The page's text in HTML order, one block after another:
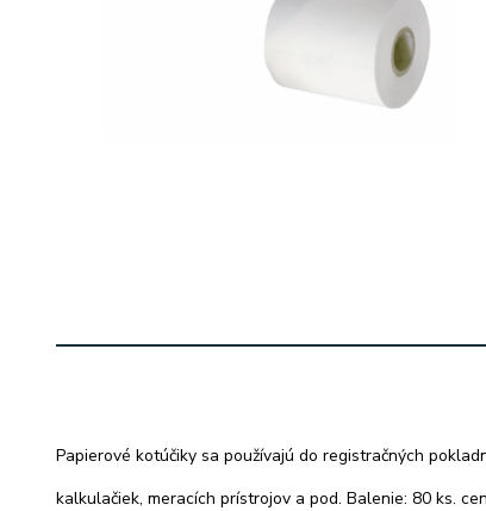
Papierové kotúčiky sa používajú do registračných
kalkulačiek, meracích prístrojov a pod. Balenie: 80 ks.